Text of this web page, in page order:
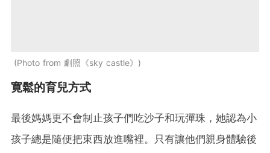
Photo from 劇照《sky castle》
寛鬆的育兒方式
最後媽媽更不會制止孩子們吃沙子和玩彈珠，她認為小
孩子總是隨便把東西放進嘴裡。只有讓他們親身體驗後